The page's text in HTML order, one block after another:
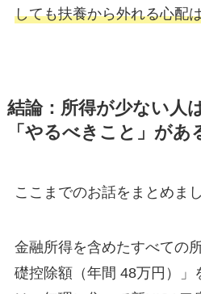
しても扶養から外れる心配
結論：所得が少ない人
「やるべきこと」があ
ここまでのお話をまとめまし
金融所得を含めたすべての
礎控除額（年間 48万円）」